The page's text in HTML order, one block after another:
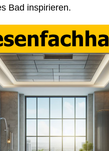
Bad inspirieren.